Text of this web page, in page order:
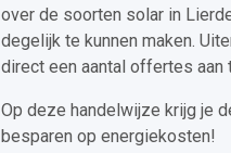
over de soorten solar in
degelijk te kunnen maken.
direct een aantal offertes aan
Op deze handelwijze krijg je
besparen op energiekosten!